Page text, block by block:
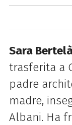
Sara
trasferita a
padre
madre,
Albani. Ha